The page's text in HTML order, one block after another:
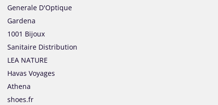
Generale D'Optique
Gardena
1001 Bijoux
Sanitaire Distribution
LEA NATURE
Havas Voyages
Athena
shoes.fr